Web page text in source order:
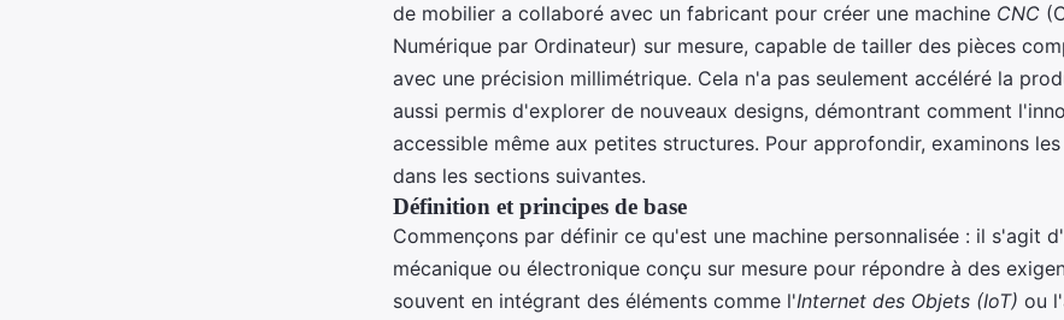
de mobilier a collaboré avec un fabricant pour créer une machine CNC
Numérique par Ordinateur) sur mesure, capable de tailler des pièces
avec une précision millimétrique. Cela n'a pas seulement accéléré la
aussi permis d'explorer de nouveaux designs, démontrant comment
accessible même aux petites structures. Pour approfondir, examinons
dans les sections suivantes.
Définition et principes de base
Commençons par définir ce qu'est une machine personnalisée : il s'agit
mécanique ou électronique conçu sur mesure pour répondre à des
souvent en intégrant des éléments comme l'Internet des Objets (IoT) ou